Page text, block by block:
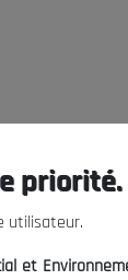
priorité.
utilisateur.
et